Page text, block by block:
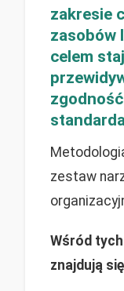
zakresie
zasobów
celem
zestaw
Wśród
znajdują